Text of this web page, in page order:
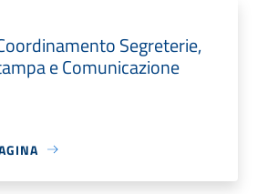
Segreterie,
e Comunicazione